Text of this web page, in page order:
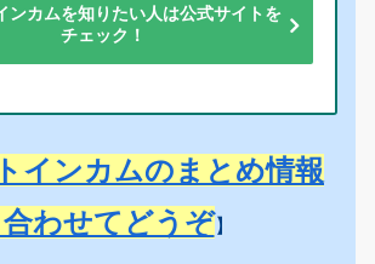
ンカムを知りたい人は公式サイトを
チェック！
インカムのまとめ情報
合わせてどうぞ 】